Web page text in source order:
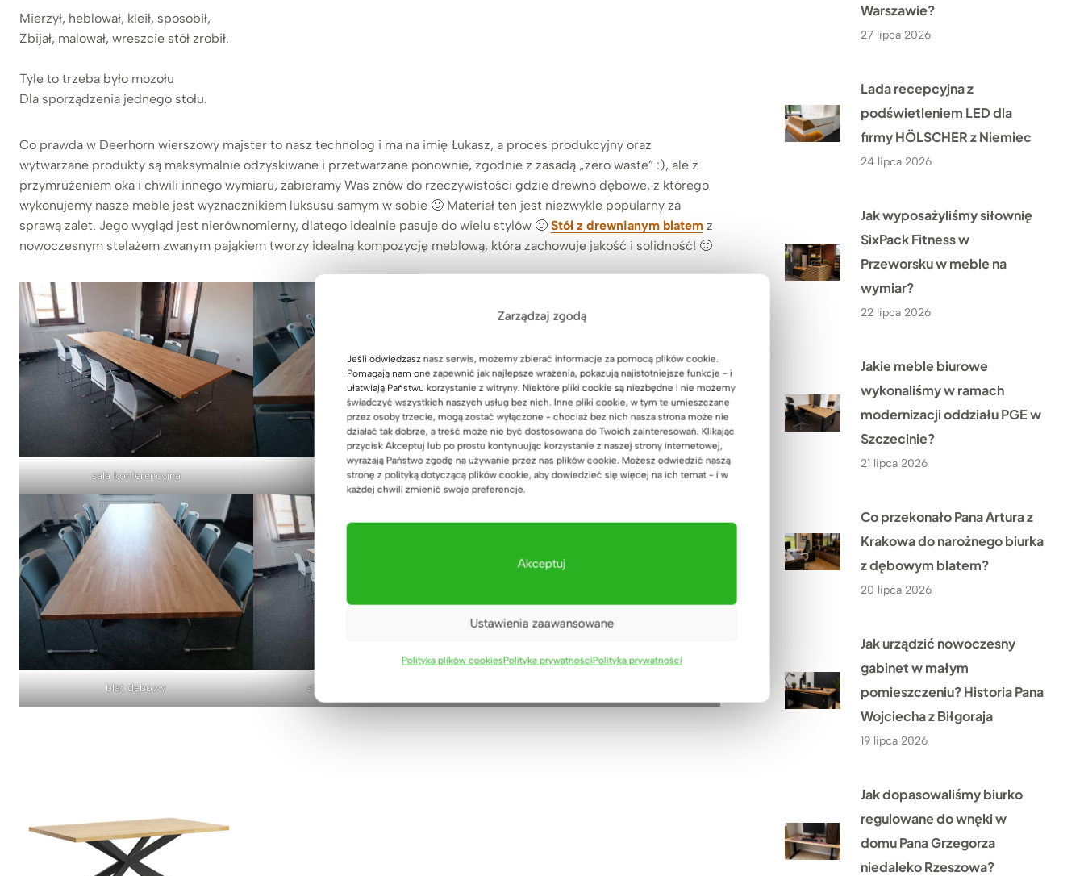
Zarządzaj zgodą
Jeśli odwiedzasz nasz serwis, możemy zbierać informacje za pomocą plików cookie.
Pomagają nam one zapewnić jak najlepsze wrażenia, pokazują najistotniejsze funkcje - i
ułatwiają Państwu korzystanie z witryny. Niektóre pliki cookie są niezbędne i nie możemy
świadczyć wszystkich naszych usług bez nich. Inne pliki cookie, w tym te umieszczane
przez osoby trzecie, mogą zostać wyłączone - chociaż bez nich nasza strona może nie
działać tak dobrze, a treść może nie być dostosowana do Twoich zainteresowań. Klikając
przycisk Akceptuj lub po prostu kontynuując korzystanie z naszej strony internetowej,
wyrażają Państwo zgodę na używanie przez nas plików cookie. Możesz odwiedzić naszą
stronę z polityką dotyczącą plików cookie, aby dowiedzieć się więcej na ich temat - i w
każdej chwili zmienić swoje preferencje.
Akceptuj
Ustawienia zaawansowane
Polityka plików cookiesPolityka prywatnościPolityka prywatności
Mierzył, heblował, kleił, sposobił,
Zbijał, malował, wreszcie stół zrobił.
Tyle to trzeba było mozołu
Dla sporządzenia jednego stołu.
Co prawda w Deerhorn wierszowy majster to nasz technolog i ma na imię Łukasz, a proces produkcyjny oraz
wytwarzane produkty są maksymalnie odzyskiwane i przetwarzane ponownie, zgodnie z zasadą „zero waste” :), ale z
przymrużeniem oka i chwili innego wymiaru, zabieramy Was znów do rzeczywistości gdzie drewno dębowe, z którego
wykonujemy nasze meble jest wyznacznikiem luksusu samym w sobie 🙂 Materiał ten jest niezwykle popularny za
sprawą zalet. Jego wygląd jest nierównomierny, dlatego idealnie pasuje do wielu stylów 🙂 Stół z drewnianym blatem z
nowoczesnym stelażem zwanym pająkiem tworzy idealną kompozycję meblową, która zachowuje jakość i solidność! 🙂
sala konferencyjna drewno dębowe duży stół do biura
blat dębowy stół do sali konferencyjnej
Warszawie?
27 lipca 2026
Lada recepcyjna z
podświetleniem LED dla
firmy HÖLSCHER z Niemiec
24 lipca 2026
Jak wyposażyliśmy siłownię
SixPack Fitness w
Przeworsku w meble na
wymiar?
22 lipca 2026
Jakie meble biurowe
wykonaliśmy w ramach
modernizacji oddziału PGE w
Szczecinie?
21 lipca 2026
Co przekonało Pana Artura z
Krakowa do narożnego biurka
z dębowym blatem?
20 lipca 2026
Jak urządzić nowoczesny
gabinet w małym
pomieszczeniu? Historia Pana
Wojciecha z Biłgoraja
19 lipca 2026
Jak dopasowaliśmy biurko
regulowane do wnęki w
domu Pana Grzegorza
niedaleko Rzeszowa?